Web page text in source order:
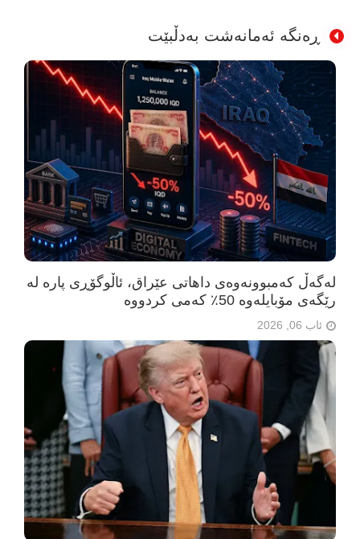
ڕەنگە ئەمانەشت بەدڵبێت
لەگەڵ کەمبوونەوەی داهاتی عێراق، ئاڵوگۆڕی پارە لە
رێگەی مۆبایلەوە 50٪ کەمی کردووە
ئاب 06, 2026